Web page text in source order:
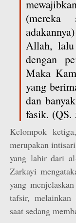
(mereka
Allah, lalu
dengan
Maka
yang
dan
fasik. (QS.
Kelompok
merupakan
yang lahir dari
Zarkayi
yang
tafsir, melainkan
saat sedang